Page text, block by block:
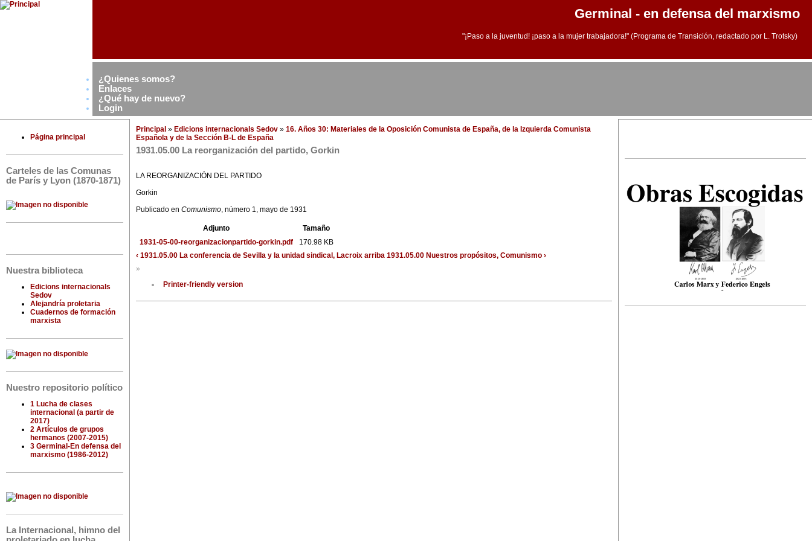
Germinal - en defensa del marxismo
"¡Paso a la juventud! ¡paso a la mujer trabajadora!" (Programa de Transición, redactado por L. Trotsky)
¿Quienes somos?
Enlaces
¿Qué hay de nuevo?
Login
Página principal
Carteles de las Comunas
de París y Lyon (1870-1871)
Nuestra biblioteca
Edicions internacionals
Sedov
Alejandría proletaria
Cuadernos de formación
marxista
Nuestro repositorio político
1 Lucha de clases
internacional (a partir de
2017)
2 Artículos de grupos
hermanos (2007-2015)
3 Germinal-En defensa del
marxismo (1986-2012)
La Internacional, himno del
Principal » Edicions internacionals Sedov » 16. Años 30: Materiales de la Oposición Comunista de España, de la Izquierda Comunista
Española y de la Sección B-L de España
1931.05.00 La reorganización del partido, Gorkin
LA REORGANIZACIÓN DEL PARTIDO
Gorkin
Publicado en Comunismo, número 1, mayo de 1931
Adjunto
Tamaño
1931-05-00-reorganizacionpartido-gorkin.pdf
170.98 KB
‹ 1931.05.00 La conferencia de Sevilla y la unidad sindical, Lacroix arriba 1931.05.00 Nuestros propósitos, Comunismo ›
»
Printer-friendly version